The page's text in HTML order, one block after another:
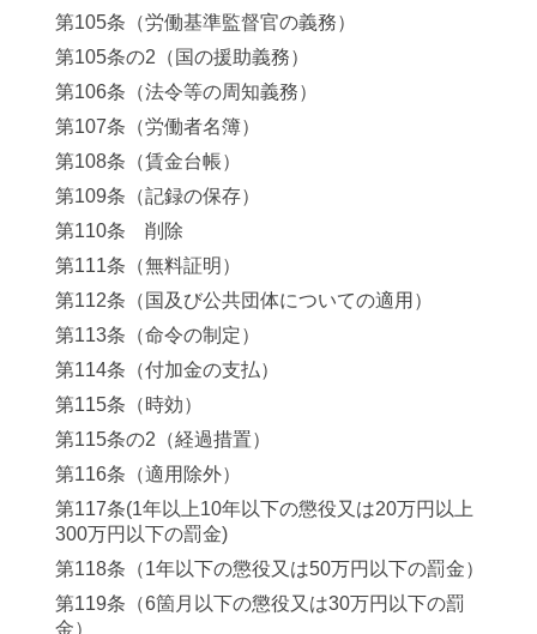
第105条（労働基準監督官の義務）
第105条の2（国の援助義務）
第106条（法令等の周知義務）
第107条（労働者名簿）
第108条（賃金台帳）
第109条（記録の保存）
第110条 削除
第111条（無料証明）
第112条（国及び公共団体についての適用）
第113条（命令の制定）
第114条（付加金の支払）
第115条（時効）
第115条の2（経過措置）
第116条（適用除外）
第117条(1年以上10年以下の懲役又は20万円以上
300万円以下の罰金)
第118条（1年以下の懲役又は50万円以下の罰金）
第119条（6箇月以下の懲役又は30万円以下の罰
金）